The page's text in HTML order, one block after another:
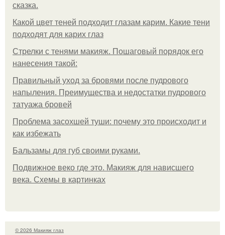
сказка.
Какой цвет теней подходит глазам карим. Какие тени
подходят для карих глаз
Стрелки с тенями макияж. Пошаговый порядок его
нанесения такой:
Правильный уход за бровями после пудрового
напыления. Преимущества и недостатки пудрового
татуажа бровей
Проблема засохшей туши: почему это происходит и
как избежать
Бальзамы для губ своими руками.
Подвижное веко где это. Макияж для нависшего
века. Схемы в картинках
© 2026 Макияж глаз